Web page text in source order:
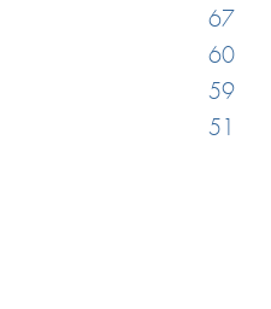
67
60
59
51